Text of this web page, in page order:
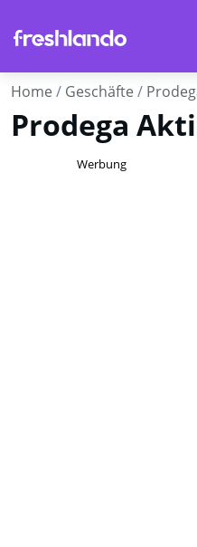
Home Geschäfte
Prodega
Werbung